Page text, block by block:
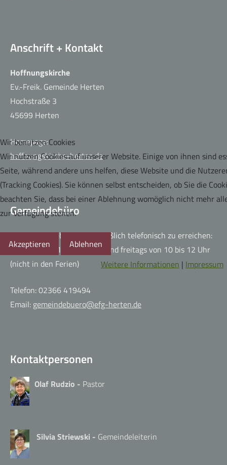
Anschrift + Kontakt
Hoffnungskirche
Ev.-Freik. Gemeinde Herten
Hochstraße 3
45699 Herten
Homepage:
hoffnungskirche-herten.de
Gemeindebüro
Das Gemeindebüro ausschließlich telefonisch zu erreichen:
montags von 15 bis 16 Uhr und freitags von 10 bis 12 Uhr
(nicht in den Ferien)
Telefon: 02366 419494
Email: gemeindebuero@efg-herten.de
Kontaktpersonen
Olaf Rudzio - Pastor
Silvia Striewski - Gemeindeleiterin
Wir benutzen Cookies
Wir nutzen Cookies auf unserer Website. Einige von ihnen sind
Seite, während andere uns helfen, diese Website und die
(Tracking Cookies). Sie können selbst entscheiden, ob Sie die
beachten Sie, dass bei einer Ablehnung womöglich nicht mehr
zur Verfügung stehen.
Akzeptieren
Ablehnen
Weitere Informationen | Impressum